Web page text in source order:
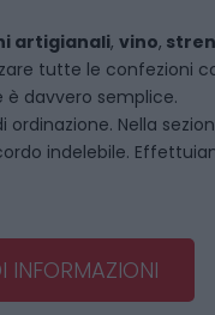
artigianali, vino,
tutte le confezioni
davvero semplice.
Nella
indelebile.
INFORMAZIONI